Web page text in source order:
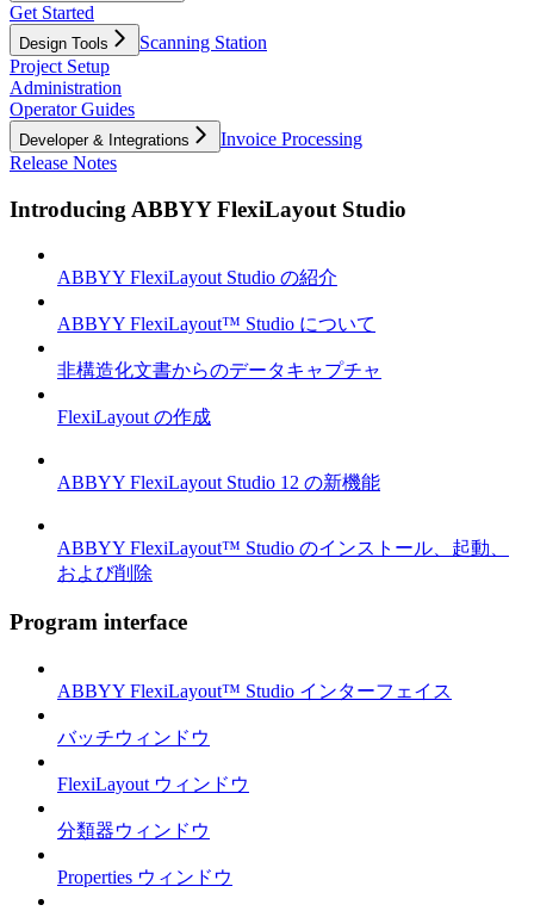
Get Started
Design Tools
Scanning Station
Project Setup
Administration
Operator Guides
Developer & Integrations
Invoice Processing
Release Notes
Introducing ABBYY FlexiLayout Studio
ABBYY FlexiLayout Studio の紹介
ABBYY FlexiLayout™ Studio について
非構造化文書からのデータキャプチャ
FlexiLayout の作成
ABBYY FlexiLayout Studio 12 の新機能
ABBYY FlexiLayout™ Studio のインストール、起動、
および削除
Program interface
ABBYY FlexiLayout™ Studio インターフェイス
バッチウィンドウ
FlexiLayout ウィンドウ
分類器ウィンドウ
Properties ウィンドウ